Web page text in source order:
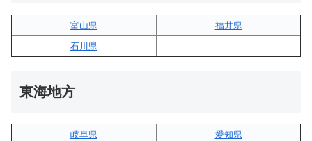
富山県
福井県
石川県
–
東海地方
岐阜県
愛知県